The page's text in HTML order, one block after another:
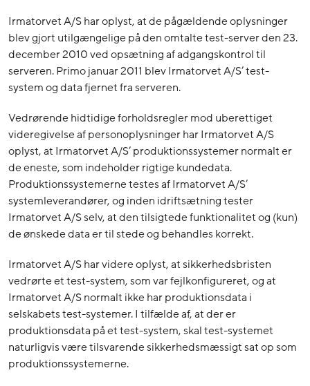
Irmatorvet A/S har oplyst, at de pågældende oplysninger
blev gjort utilgængelige på den omtalte test-server den 23.
december 2010 ved opsætning af adgangskontrol til
serveren. Primo januar 2011 blev Irmatorvet A/S’ test-
system og data fjernet fra serveren.
Vedrørende hidtidige forholdsregler mod uberettiget
videregivelse af personoplysninger har Irmatorvet A/S
oplyst, at Irmatorvet A/S’ produktionssystemer normalt er
de eneste, som indeholder rigtige kundedata.
Produktionssystemerne testes af Irmatorvet A/S’
systemleverandører, og inden idriftsætning tester
Irmatorvet A/S selv, at den tilsigtede funktionalitet og (kun)
de ønskede data er til stede og behandles korrekt.
Irmatorvet A/S har videre oplyst, at sikkerhedsbristen
vedrørte et test-system, som var fejlkonfigureret, og at
Irmatorvet A/S normalt ikke har produktionsdata i
selskabets test-systemer. I tilfælde af, at der er
produktionsdata på et test-system, skal test-systemet
naturligvis være tilsvarende sikkerhedsmæssigt sat op som
produktionssystemerne.